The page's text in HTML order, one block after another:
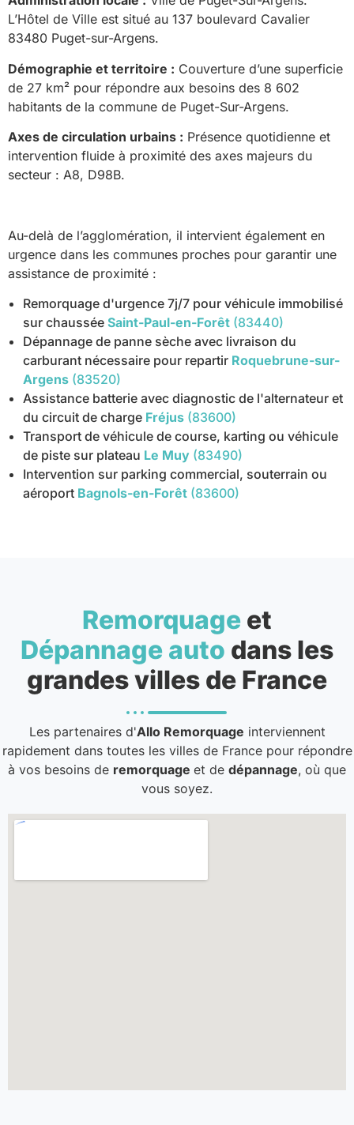
L’Hôtel de Ville est situé au 137 boulevard Cavalier
83480 Puget-sur-Argens.
Démographie et territoire : Couverture d’une superficie
de 27 km² pour répondre aux besoins des 8 602
habitants de la commune de Puget-Sur-Argens.
Axes de circulation urbains : Présence quotidienne et
intervention fluide à proximité des axes majeurs du
secteur : A8, D98B.
Au-delà de l’agglomération, il intervient également en
urgence dans les communes proches pour garantir une
assistance de proximité :
Remorquage d'urgence 7j/7 pour véhicule immobilisé
sur chaussée Saint-Paul-en-Forêt (83440)
Dépannage de panne sèche avec livraison du
carburant nécessaire pour repartir Roquebrune-sur-
Argens (83520)
Assistance batterie avec diagnostic de l'alternateur et
du circuit de charge Fréjus (83600)
Transport de véhicule de course, karting ou véhicule
de piste sur plateau Le Muy (83490)
Intervention sur parking commercial, souterrain ou
aéroport Bagnols-en-Forêt (83600)
Remorquage et
Dépannage auto dans les
grandes villes de France
Les partenaires d'Allo Remorquage interviennent
rapidement dans toutes les villes de France pour répondre
à vos besoins de remorquage et de dépannage, où que
vous soyez.